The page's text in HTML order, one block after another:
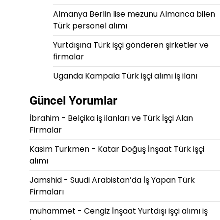
Almanya Berlin lise mezunu Almanca bilen
Türk personel alımı
Yurtdışına Türk işçi gönderen şirketler ve
firmalar
Uganda Kampala Türk işçi alımı iş ilanı
Güncel Yorumlar
İbrahim- Belçika iş ilanları ve Türk İşçi Alan
Firmalar
Kasim Turkmen- Katar Doğuş İnşaat Türk işçi
alımı
Jamshid- Suudi Arabistan’da İş Yapan Türk
Firmaları
muhammet - Cengiz İnşaat Yurtdışı işçi alımı iş